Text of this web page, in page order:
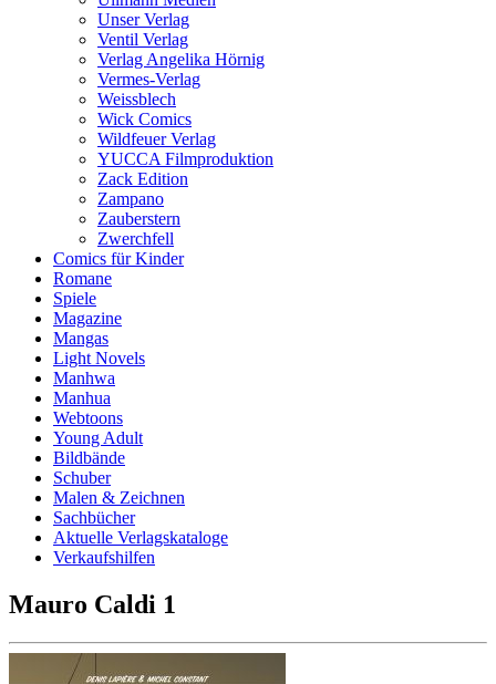
Unser Verlag
Ventil Verlag
Verlag Angelika Hörnig
Vermes-Verlag
Weissblech
Wick Comics
Wildfeuer Verlag
YUCCA Filmproduktion
Zack Edition
Zampano
Zauberstern
Zwerchfell
Comics für Kinder
Romane
Spiele
Magazine
Mangas
Light Novels
Manhwa
Manhua
Webtoons
Young Adult
Bildbände
Schuber
Malen & Zeichnen
Sachbücher
Aktuelle Verlagskataloge
Verkaufshilfen
Mauro Caldi 1